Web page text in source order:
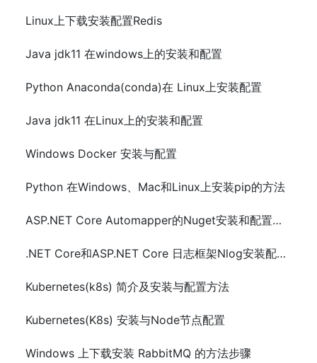
Linux上下载安装配置Redis
Java jdk11 在windows上的安装和配置
Python Anaconda(conda)在 Linux上安装配置
Java jdk11 在Linux上的安装和配置
Windows Docker 安装与配置
Python 在Windows、Mac和Linux上安装pip的方法
ASP.NET Core Automapper的Nuget安装和配置以及demo示例代码
.NET Core和ASP.NET Core 日志框架Nlog安装配置及示例代码
Kubernetes(k8s) 简介及安装与配置方法
Kubernetes(K8s) 安装与Node节点配置
Windows 上下载安装 RabbitMQ 的方法步骤